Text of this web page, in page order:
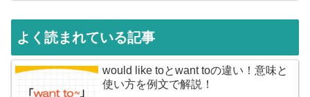
よく読まれている記事
would like toとwant toの違い！意味と
使い方を例文で解説！